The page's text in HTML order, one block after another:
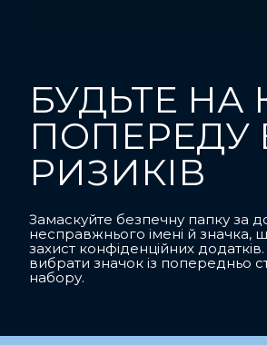
БУДЬТЕ НА
ПОПЕРЕДУ
РИЗИКІВ
Замаскуйте безпечну папку за
несправжнього імені й значка,
захист конфіденційних
вибрати значок із попередньо
набору.